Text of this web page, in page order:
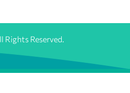
Reserved.